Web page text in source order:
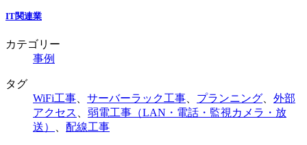
IT関連業
カテゴリー
事例
タグ
WiFi工事
サーバーラック工事 プランニング
外部
アクセス
弱電工事（LAN・電話・監視カメラ・放
送）
配線工事